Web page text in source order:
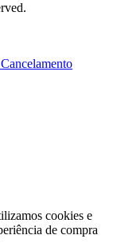
cookies e
de compra